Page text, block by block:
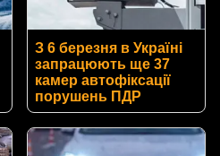
З 6 березня в Україні
запрацюють ще 37
камер автофіксації
порушень ПДР